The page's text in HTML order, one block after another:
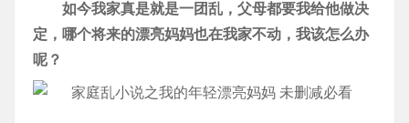
如今我家真是就是一团乱，父母都要我给他做决
定，哪个将来的漂亮妈妈也在我家不动，我该怎么办
呢？